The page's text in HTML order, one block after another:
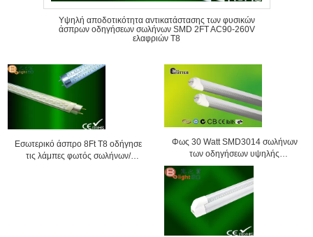
Υψηλή αποδοτικότητα αντικατάστασης των φυσικών
άσπρων οδηγήσεων σωλήνων SMD 2FT AC90-260V
ελαφριών T8
Εσωτερικό άσπρο 8Ft T8 οδήγησε
τις λάμπες φωτός σωλήνων/
Φως 30 Watt SMD3014 σωλήνων
των οδηγήσεων υψηλής
αποδοτικότητας 120lm/w T8 για
την υπεραγορά